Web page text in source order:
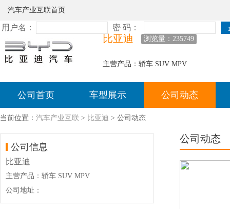
汽车产业互联首页
比亚迪 浏览量：235749
主营产品：轿车 SUV MPV
公司首页 车型展示 公司动态
当前位置： 汽车产业互联 > 比亚迪 > 公司动态
公司信息
比亚迪
主营产品：轿车 SUV MPV
公司地址：
公司动态